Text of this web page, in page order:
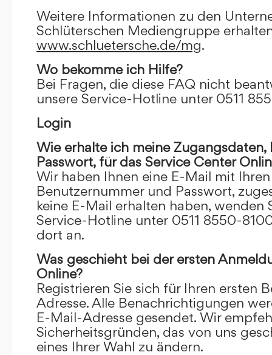
Weitere Informationen zu den
Schlüterschen Mediengruppe
www.schluetersche.de/mg.
Wo bekomme ich Hilfe?
Bei Fragen, die diese FAQ nicht
unsere Service-Hotline unter 0511
Login
Wie erhalte ich meine
Passwort, für das Service Center
Wir haben Ihnen eine E-Mail mit
Benutzernummer und Passwort,
keine E-Mail erhalten haben, wenden
Service-Hotline unter 0511 8550-
dort an.
Was geschieht bei der ersten
Online?
Registrieren Sie sich für Ihren ersten
Adresse. Alle Benachrichtigungen
E-Mail-Adresse gesendet. Wir
Sicherheitsgründen, das von uns
eines Ihrer Wahl zu ändern.